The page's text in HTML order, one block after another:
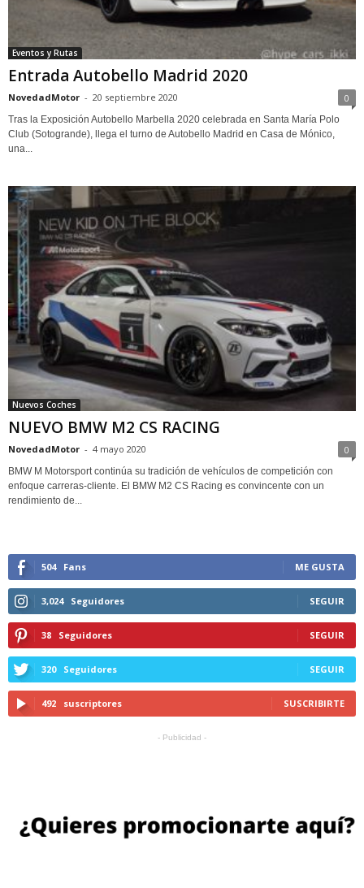
Eventos y Rutas
Entrada Autobello Madrid 2020
NovedadMotor - 20 septiembre 2020 0
Tras la Exposición Autobello Marbella 2020 celebrada en Santa María Polo
Club (Sotogrande), llega el turno de Autobello Madrid en Casa de Mónico,
una...
Nuevos Coches
NUEVO BMW M2 CS RACING
NovedadMotor - 4 mayo 2020 0
BMW M Motorsport continúa su tradición de vehículos de competición con
enfoque carreras-cliente. El BMW M2 CS Racing es convincente con un
rendimiento de...
504 Fans ME GUSTA
3,024 Seguidores SEGUIR
38 Seguidores SEGUIR
320 Seguidores SEGUIR
492 suscriptores SUSCRIBIRTE
- Publicidad -